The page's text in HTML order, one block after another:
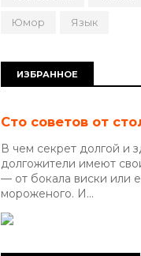
Юмор Язык
ИЗБРАННОЕ
Сто советов от
В чем секрет долгой и
долгожители имеют
— от бокала виски или
мороженого. И...